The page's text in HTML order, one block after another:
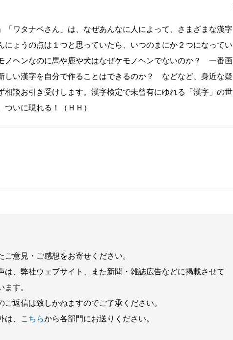
「ワタナベさん」は、なぜあんなに人によって、さまざまな漢字
ょうの点は１つと思っていたら、いつのまにか２つになってい
ヘンなのに馬や鹿や犬はなぜケモノヘンでないのか？ 一番画
い漢字を自分で作ることはできるのか？ などなど、身近な疑
相談お引き受けします。漢字検定で未曾有にゆれる「漢字」の世
いに現れる！（ＨＨ）
ご意見・ご感想をお寄せください。
は、弊社ウェブサイト、また新聞・雑誌広告などに掲載させて
ます。
返信は致しかねますのでご了承ください。
、
こちらから各部門にお送りください。